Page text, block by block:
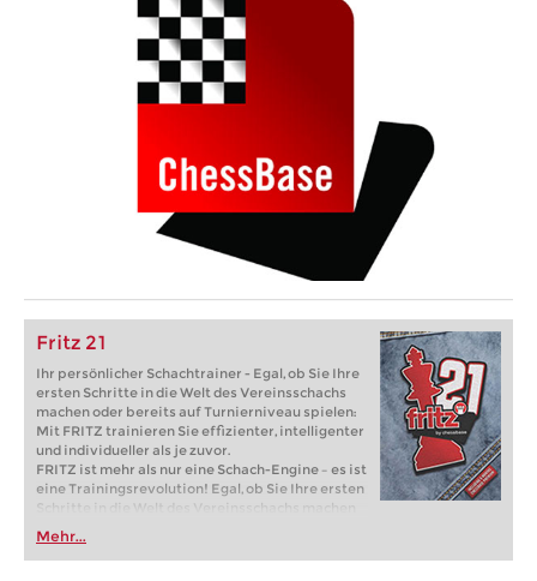
Fritz 21
Ihr persönlicher Schachtrainer - Egal, ob Sie Ihre
ersten Schritte in die Welt des Vereinsschachs
machen oder bereits auf Turnierniveau spielen:
Mit FRITZ trainieren Sie effizienter, intelligenter
und individueller als je zuvor.
FRITZ ist mehr als nur eine Schach-Engine – es ist
eine Trainingsrevolution! Egal, ob Sie Ihre ersten
Schritte in die Welt des Vereinsschachs machen
oder bereits auf Turnierniveau spielen: Mit
FRITZ trainieren Sie effizienter, intelligenter und
individueller als je zuvor.
Mehr...